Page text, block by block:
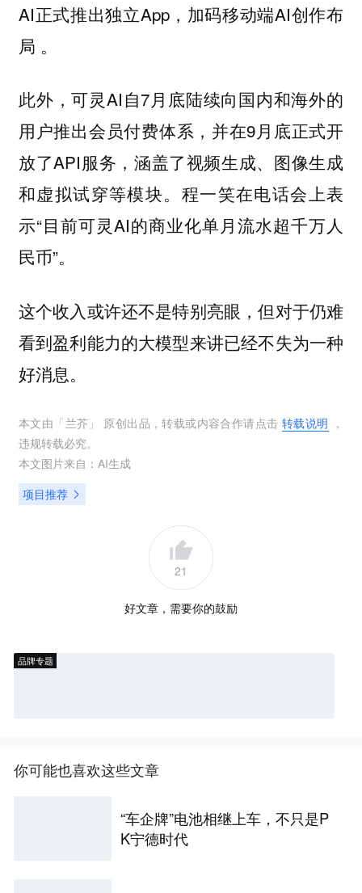
AI正式推出独立App，加码移动端AI创作布
局 。
此外，可灵AI自7月底陆续向国内和海外的
用户推出会员付费体系，并在9月底正式开
放了API服务，涵盖了视频生成、图像生成
和虚拟试穿等模块。程一笑在电话会上表
示“目前可灵AI的商业化单月流水超千万人
民币”。
这个收入或许还不是特别亮眼，但对于仍难
看到盈利能力的大模型来讲已经不失为一种
好消息。
本文由「 兰芥 」 原创出品，转载或内容合作请点击 转载说明 ，
违规转载必究。
本文图片来自： AI生成
项目推荐
21
好文章，需要你的鼓励
品牌专题
你可能也喜欢这些文章
“车企牌”电池相继上车，不只是P
K宁德时代